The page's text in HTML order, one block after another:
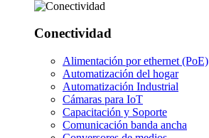
Conectividad
Alimentación por ethernet (PoE)
Automatización del hogar
Automatización Industrial
Cámaras para IoT
Capacitación y Soporte
Comunicación banda ancha